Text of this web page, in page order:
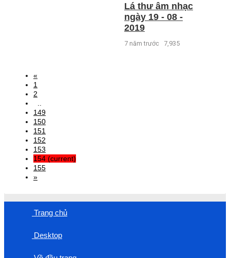
Lá thư âm nhạc
ngày 19 - 08 -
2019
7 năm trước 7,935
«
1
2
149
150
151
152
153
154 (current)
155
»
Trang chủ
Desktop